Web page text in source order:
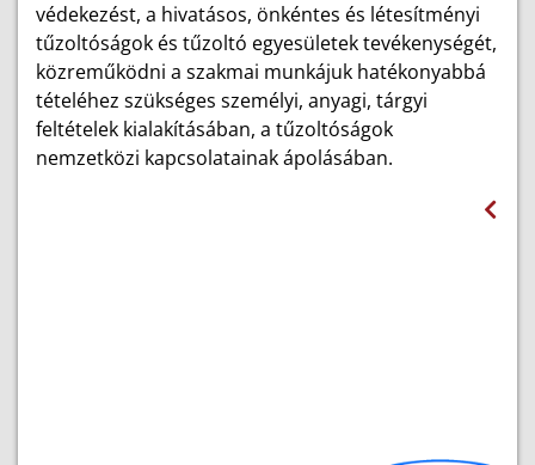
védekezést, a hivatásos, önkéntes és létesítményi
tűzoltóságok és tűzoltó egyesületek tevékenységét,
közreműködni a szakmai munkájuk hatékonyabbá
tételéhez szükséges személyi, anyagi, tárgyi
feltételek kialakításában, a tűzoltóságok
nemzetközi kapcsolatainak ápolásában.